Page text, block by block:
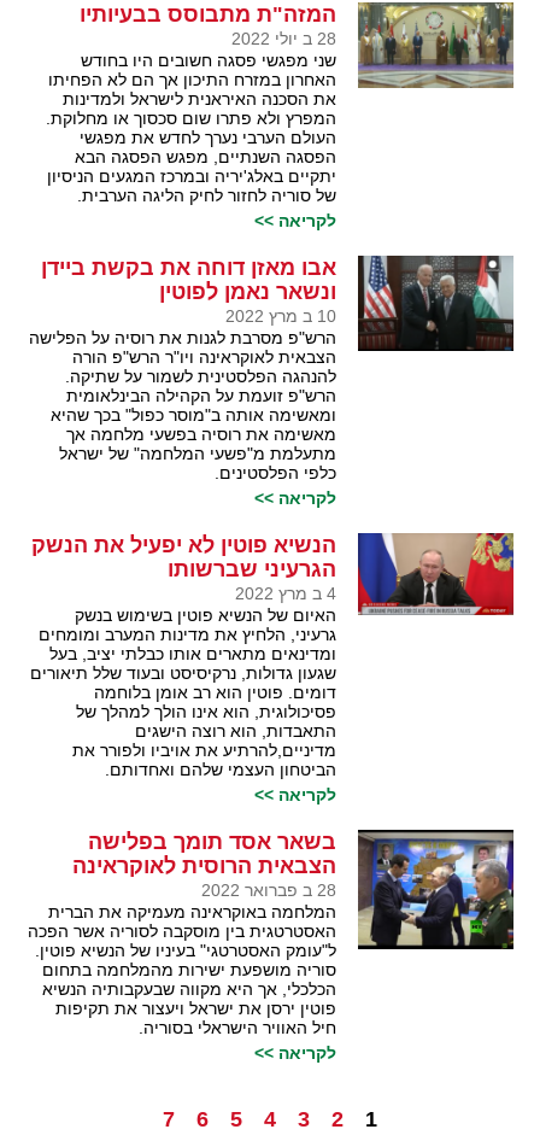
המזה"ת מתבוסס בבעיותיו
28 ב יולי 2022
שני מפגשי פסגה חשובים היו בחודש
האחרון במזרח התיכון אך הם לא הפחיתו
את הסכנה האיראנית לישראל ולמדינות
המפרץ ולא פתרו שום סכסוך או מחלוקת.
העולם הערבי נערך לחדש את מפגשי
הפסגה השנתיים, מפגש הפסגה הבא
יתקיים באלג'יריה ובמרכז המגעים הניסיון
של סוריה לחזור לחיק הליגה הערבית.
לקריאה >>
אבו מאזן דוחה את בקשת ביידן
ונשאר נאמן לפוטין
10 ב מרץ 2022
הרש"פ מסרבת לגנות את רוסיה על הפלישה
הצבאית לאוקראינה ויו"ר הרש"פ הורה
להנהגה הפלסטינית לשמור על שתיקה.
הרש"פ זועמת על הקהילה הבינלאומית
ומאשימה אותה ב"מוסר כפול" בכך שהיא
מאשימה את רוסיה בפשעי מלחמה אך
מתעלמת מ"פשעי המלחמה" של ישראל
כלפי הפלסטינים.
לקריאה >>
הנשיא פוטין לא יפעיל את הנשק
הגרעיני שברשותו
4 ב מרץ 2022
האיום של הנשיא פוטין בשימוש בנשק
גרעיני, הלחיץ את מדינות המערב ומומחים
ומדינאים מתארים אותו כבלתי יציב, בעל
שגעון גדולות, נרקיסיסט ובעוד שלל תיאורים
דומים. פוטין הוא רב אומן בלוחמה
פסיכולוגית, הוא אינו הולך למהלך של
התאבדות, הוא רוצה הישגים
מדיניים,להרתיע את אויביו ולפורר את
הביטחון העצמי שלהם ואחדותם.
לקריאה >>
בשאר אסד תומך בפלישה
הצבאית הרוסית לאוקראינה
28 ב פברואר 2022
המלחמה באוקראינה מעמיקה את הברית
האסטרטגית בין מוסקבה לסוריה אשר הפכה
ל"עומק האסטרטגי" בעיניו של הנשיא פוטין.
סוריה מושפעת ישירות מהמלחמה בתחום
הכלכלי, אך היא מקווה שבעקבותיה הנשיא
פוטין ירסן את ישראל ויעצור את תקיפות
חיל האוויר הישראלי בסוריה.
לקריאה >>
1
2
3
4
5
6
7